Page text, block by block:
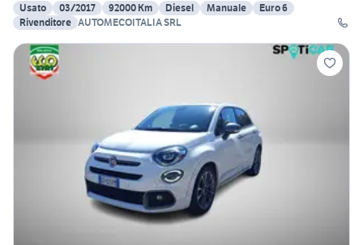
Usato
03/2017 92000 Km Diesel Manuale
Euro 6
Rivenditore AUTOMECOITALIA SRL